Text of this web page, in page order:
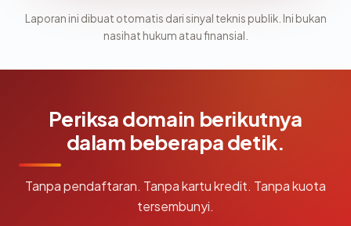
Laporan ini dibuat otomatis dari sinyal teknis publik. Ini bukan
nasihat hukum atau finansial.
Periksa domain berikutnya
dalam beberapa detik.
Tanpa pendaftaran. Tanpa kartu kredit. Tanpa kuota
tersembunyi.